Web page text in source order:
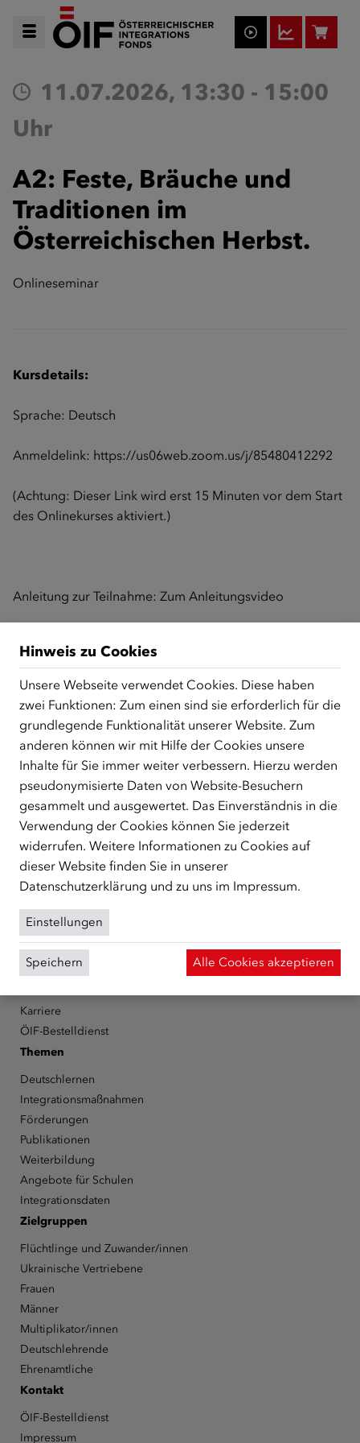
11.07.2026, 13:30 - 15:00
Uhr
A2: Feste, Bräuche und
Traditionen im
Österreichischen Herbst.
Onlineseminar
Kursdetails:
Sprache: Deutsch
Anmeldelink: https://us06web.zoom.us/j/85480412292
(Achtung: Dieser Link wird erst 15 Minuten vor dem Start
des Onlinekurses aktiviert.)
Anleitung zur Teilnahme: Zum Anleitungsvideo
Zurück zur Übersicht
ÜBER UNS
Der Österreichische Integrationsfonds (ÖIF) ist ein Fonds der
Republik Österreich, der Flüchtlinge, subsidiär
Schutzberechtigte, Vertriebene sowie Zuwander/innen als
zentrale Anlaufstelle bei der Integration in Österreich
unterstützt.mehr
FacebookYouTube InstagramLinkedIn
Der Österreichische Integrationsfonds (ÖIF)
Organigramm
Presse
Karriere
ÖIF-Bestelldienst
Themen
Deutschlernen
Integrationsmaßnahmen
Förderungen
Publikationen
Weiterbildung
Angebote für Schulen
Integrationsdaten
Zielgruppen
Flüchtlinge und Zuwander/innen
Ukrainische Vertriebene
Frauen
Männer
Multiplikator/innen
Deutschlehrende
Ehrenamtliche
Kontakt
ÖIF-Bestelldienst
Impressum
Hinweis zu Cookies
Unsere Webseite verwendet Cookies. Diese haben
zwei Funktionen: Zum einen sind sie erforderlich für die
grundlegende Funktionalität unserer Website. Zum
anderen können wir mit Hilfe der Cookies unsere
Inhalte für Sie immer weiter verbessern. Hierzu werden
pseudonymisierte Daten von Website-Besuchern
gesammelt und ausgewertet. Das Einverständnis in die
Verwendung der Cookies können Sie jederzeit
widerrufen. Weitere Informationen zu Cookies auf
dieser Website finden Sie in unserer
Datenschutzerklärung und zu uns im Impressum.
Einstellungen
Speichern Alle Cookies akzeptieren